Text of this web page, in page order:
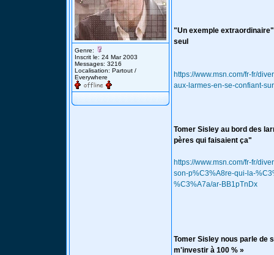
Genre:
Inscrit le: 24 Mar 2003
Messages: 3216
Localisation: Partout /
Everywhere
"Un exemple
seul
https://www.msn.com/fr-fr/
aux-larmes-en-se-confiant-
Tomer Sisley au bord des
pères qui faisaient ça"
https://www.msn.com/fr-fr/
son-p%C3%A8re-qui-la-
%C3%A7a/ar-BB1pTnDx
Tomer Sisley nous parle de
m'investir à 100 % »